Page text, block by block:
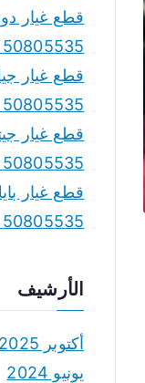
50805535 أصلية مع التركيب
50805535 الأصلية المكفولة
50805535 تركيب وصيانة
50805535 سكراب بايك فوري
الأرشيف
أكتوبر 2025
يونيو 2024